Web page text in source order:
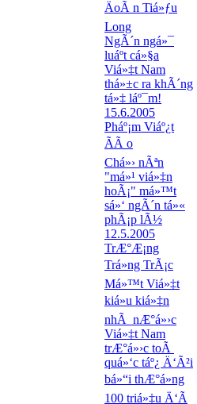
ÄoÃ n Tiá»ƒu
Long
NgÃ´n ngá»¯
luáº­t cá»§a
Viá»‡t Nam
thá»±c ra khÃ´ng
tá»‡ láº¯m!
15.6.2005
Pháº¡m Viáº¿t
ÃÃ o
Chá»› nÃªn
"má»¹ viá»‡n
hoÃ¡" má»™t
sá»‘ ngÃ´n tá»«
phÃ¡p lÃ½
12.5.2005
TrÆ°Æ¡ng
Trá»ng TrÃ¡c
Má»™t Viá»‡t
kiá»u kiá»‡n
nhÃ nÆ°á»›c
Viá»‡t Nam
trÆ°á»›c toÃ
quá»‘c táº¿ Ä‘Ã²i
bá»“i thÆ°á»ng
100 triá»‡u Ä‘Ã